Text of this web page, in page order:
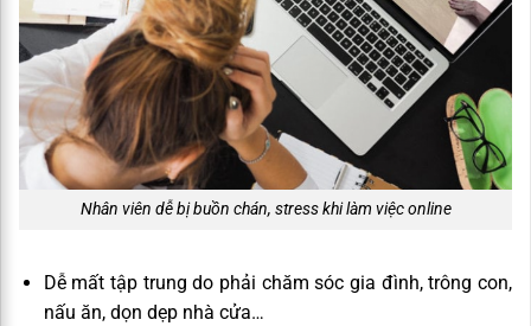
Nhân viên dễ bị buồn chán, stress khi làm việc online
Dễ mất tập trung do phải chăm sóc gia đình, trông con,
nấu ăn, dọn dẹp nhà cửa…